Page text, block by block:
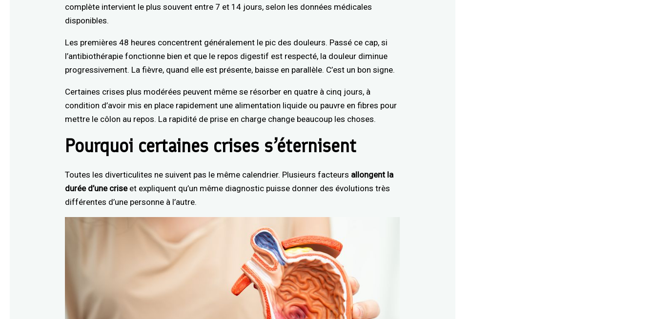
complète intervient le plus souvent entre 7 et 14 jours, selon les données médicales
disponibles.
Les premières 48 heures concentrent généralement le pic des douleurs. Passé ce cap, si
l’antibiothérapie fonctionne bien et que le repos digestif est respecté, la douleur diminue
progressivement. La fièvre, quand elle est présente, baisse en parallèle. C’est un bon signe.
Certaines crises plus modérées peuvent même se résorber en quatre à cinq jours, à
condition d’avoir mis en place rapidement une alimentation liquide ou pauvre en fibres pour
mettre le côlon au repos. La rapidité de prise en charge change beaucoup les choses.
Pourquoi certaines crises s’éternisent
Toutes les diverticulites ne suivent pas le même calendrier. Plusieurs facteurs allongent la
durée d’une criseet expliquent qu’un même diagnostic puisse donner des évolutions très
différentes d’une personne à l’autre.